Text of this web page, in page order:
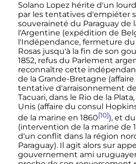
Solano Lopez hérite d'un
par les tentatives d'empiéter
souveraineté du Paraguay de
l'Argentine (expédition de
l'Indépendance, fermeture du
Rosas jusqu'à la fin de son
1852, refus du Parlement
reconnaître cette
de la Grande-Bretagne
tentative d'arraisonnement
Tacuari, dans le Rio de la
Unis (affaire du consul
de la marine en 1860[10]), et du
(intervention de la marine de
d'un conflit dans la région
Paraguay). Il agit alors sur
gouvernement ami